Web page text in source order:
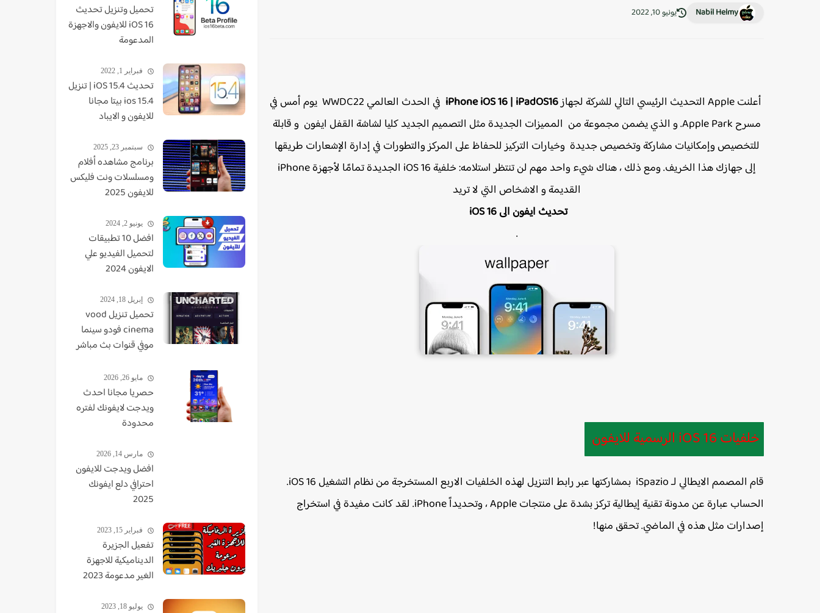
Nabil Helmy يونيو 10, 2022
أعلنت Apple التحديث الرئيسي التالي للشركة لجهاز iPhone iOS 16 | iPadOS16
في الحدث العالمي WWDC22 يوم أمس في
مسرح Apple Park. و الذي يضمن مجموعة من المميزات الجديدة مثل التصميم الجديد كليا لشاشة القفل ايفون و قابلة
للتخصيص وإمكانيات مشاركة وتخصيص جديدة وخيارات التركيز للحفاظ على المركز والتطورات في إدارة الإشعارات طريقها
إلى جهازك هذا الخريف. ومع ذلك ، هناك شيء واحد مهم لن تنتظر استلامه: خلفية iOS 16 الجديدة تمامًا لأجهزة iPhone
القديمة و الاشخاص التي لا تريد
تحديث ايفون الى iOS 16
.
خلفيات iOS 16 الرسمية للايفون
قام المصمم الايطالي لـ iSpazio بمشاركتها عبر رابط التنزيل لهذه الخلفيات الاربع المستخرجة من نظام التشغيل iOS 16.
الحساب عبارة عن مدونة تقنية إيطالية تركز بشدة على منتجات Apple ، وتحديداً iPhone. لقد كانت مفيدة في استخراج
إصدارات مثل هذه في الماضي. تحقق منها!
تحميل وتنزيل تحديث
iOS 16 للايفون والاجهزة
المدعومة
فبراير 1, 2022
تحديث iOS 15.4 | تنزيل
ios 15.4 بيتا مجانا
للايفون و الايباد
سبتمبر 23, 2025
برنامج مشاهده أفلام
ومسلسلات ونت فليكس
للايفون 2025
يونيو 2, 2024
افضل 10 تطبيقات
لتحميل الفيديو علي
الايفون 2024
إبريل 18, 2024
تحميل تنزيل vood
cinema فودو سينما
موفي قنوات بث مباشر
مايو 26, 2026
حصريا مجانا احدث
ويدجت لايفونك لفتره
محدودة
مارس 14, 2026
افضل ويدجت للايفون
احترافي دلع ايفونك
2025
فبراير 15, 2023
تفعيل الجزيرة
الديناميكية للاجهزة
الغير مدعومة 2023
يوليو 18, 2023